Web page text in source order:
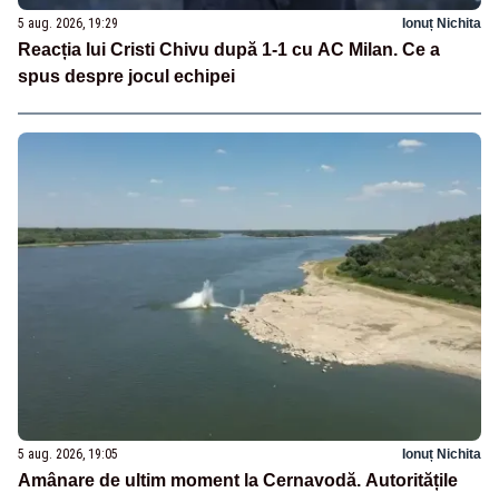
5 aug. 2026, 19:29 Ionuț Nichita
Reacția lui Cristi Chivu după 1-1 cu AC Milan. Ce a
spus despre jocul echipei
5 aug. 2026, 19:05 Ionuț Nichita
Amânare de ultim moment la Cernavodă. Autoritățile